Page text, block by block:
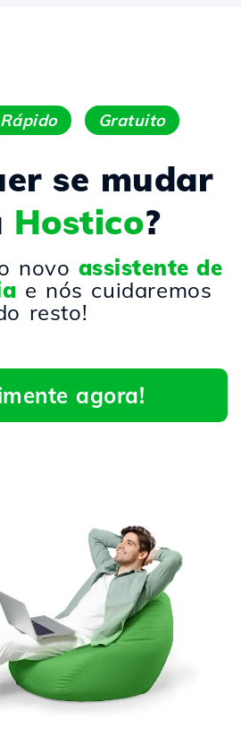
Rápido Gratuito
se mudar
Hostico?
novo assistente de
e nós cuidaremos
resto!
agora!